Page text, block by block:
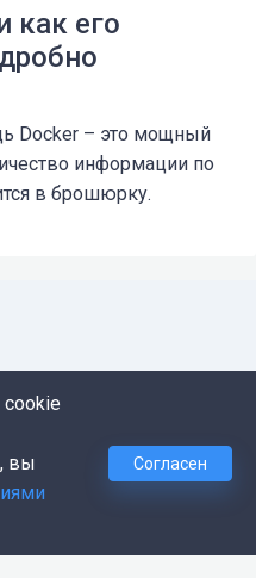
как его
Docker – это мощный
информации по
в брошюрку.
вы
Согласен